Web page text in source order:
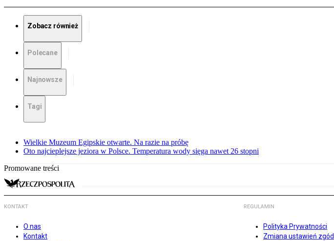
Zobacz również
Polecane
Najnowsze
Tagi
Wielkie Muzeum Egipskie otwarte. Na razie na próbę
Oto najcieplejsze jeziora w Polsce. Temperatura wody sięga nawet 26 stopni
Promowane treści
KONTAKT
O nas
Kontakt
REGULAMIN
Polityka Prywatności
Zmiana ustawień zgód